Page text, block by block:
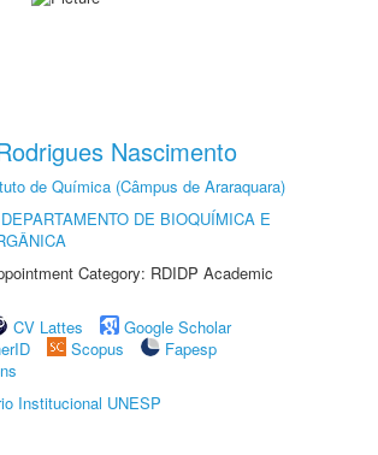
Nascimento
de Química (Câmpus de Araraquara)
DEPARTAMENTO DE BIOQUÍMICA E
Category: RDIDP Academic
CV Lattes
Google Scholar
Scopus
Fapesp
Institucional UNESP